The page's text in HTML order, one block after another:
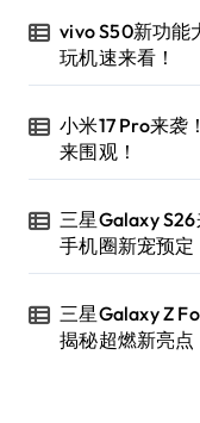
vivo S50新功能
玩机速来看！
小米17 Pro来袭
来围观！
三星Galaxy
手机圈新宠预定
三星Galaxy Z
揭秘超燃新亮点